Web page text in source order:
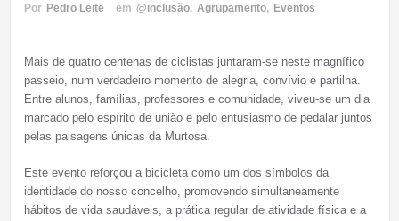
Por Pedro Leite em @inclusão, Agrupamento, Eventos
Mais de quatro centenas de ciclistas juntaram-se neste magnífico
passeio, num verdadeiro momento de alegria, convívio e partilha.
Entre alunos, famílias, professores e comunidade, viveu-se um dia
marcado pelo espírito de união e pelo entusiasmo de pedalar juntos
pelas paisagens únicas da Murtosa.
Este evento reforçou a bicicleta como um dos símbolos da
identidade do nosso concelho, promovendo simultaneamente
hábitos de vida saudáveis, a prática regular de atividade física e a